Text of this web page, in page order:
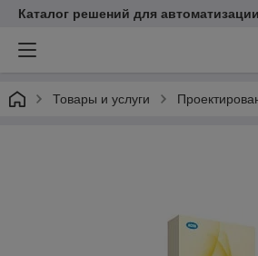
Каталог решений для
Товары и услуги